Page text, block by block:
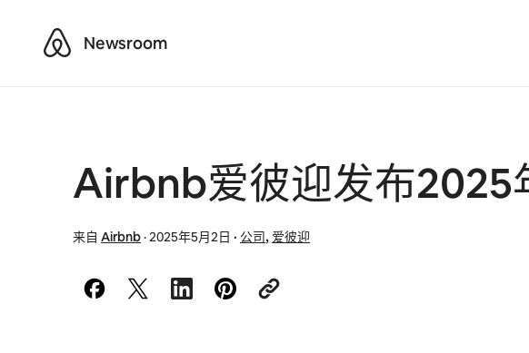
AirbnbNewsroom
Airbnb爱彼迎发布2025
来自 Airbnb·2025年5月2日 · 公司, 爱彼迎